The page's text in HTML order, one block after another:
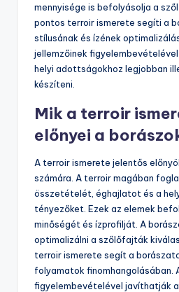
mennyisége is befolyásolja a
pontos terroir ismerete segíti a
stílusának és ízének
jellemzőinek
helyi adottságokhoz legjobban
készíteni.
Mik a terroir
előnyei a
A terroir ismerete jelentős
számára. A terroir magában
összetételét, éghajlatot és a
tényezőket. Ezek az elemek
minőségét és ízprofilját. A
optimalizálni a szőlőfajták
terroir ismerete segít a
folyamatok finomhangolásában.
figyelembevételével javíthatják